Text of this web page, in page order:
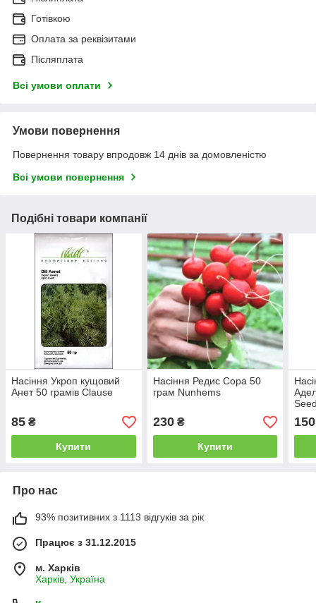
Готівкою
Оплата за реквізитами
Післяплата
Всі умови оплати
Умови повернення
Повернення товару впродовж 14 днів за домовленістю
Всі умови повернення
Подібні товари компанії
Насіння Укроп кущовий
Анет 50 грамів Clause
85 ₴
Купити
Насіння Редис Сора 50
грам Nunhems
230₴
Купити
150
Про нас
93% позитивних з 1113 відгуків за рік
Працює з 31.12.2015
м. Харків
Харків, Україна